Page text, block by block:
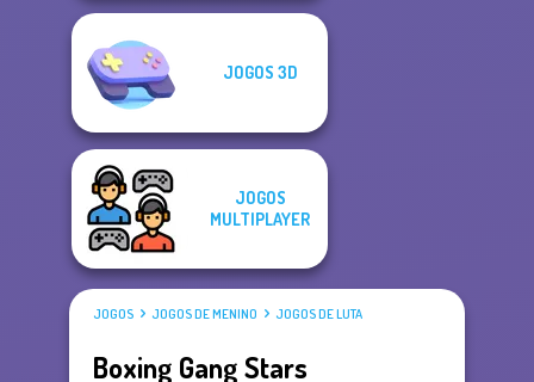
JOGOS 3D
JOGOS
MULTIPLAYER
JOGOS JOGOS DE MENINO JOGOS DE LUTA
Boxing Gang Stars